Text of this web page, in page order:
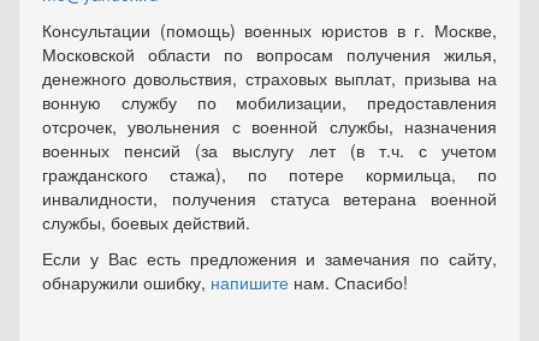
Консультации (помощь) военных юристов в г. Москве,
Московской области по вопросам получения жилья,
денежного довольствия, страховых выплат, призыва на
вонную службу по мобилизации, предоставления
отсрочек, увольнения с военной службы, назначения
военных пенсий (за выслугу лет (в т.ч. с учетом
гражданского стажа), по потере кормильца, по
инвалидности, получения статуса ветерана военной
службы, боевых действий.
Если у Вас есть предложения и замечания по сайту,
обнаружили ошибку, напишите нам. Спасибо!